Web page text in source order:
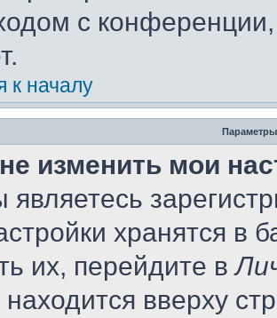
с
к началу
Параметры
изменить мои
являетесь
хранятся в
их, перейдите в
вверху